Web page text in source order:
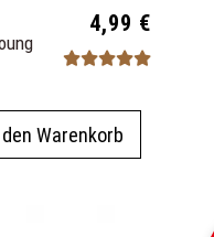
4,99 €
Warenkorb